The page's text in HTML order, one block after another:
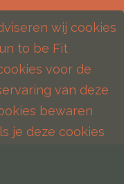
wij cookies
to be Fit
voor de
van deze
bewaren
je deze cookies